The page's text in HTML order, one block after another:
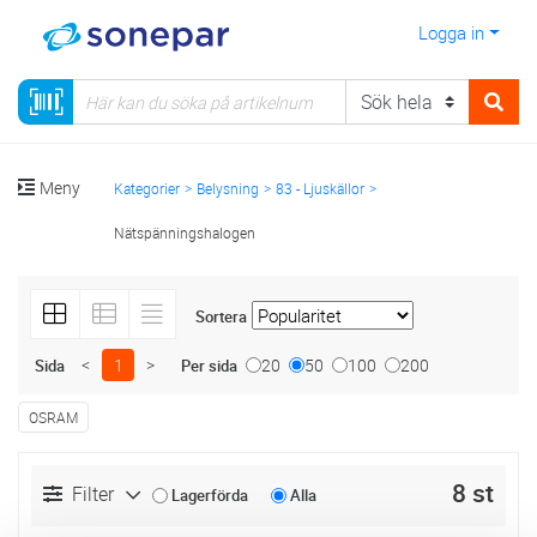
Logga in
Meny Kategorier Belysning 83 - Ljuskällor
Nätspänningshalogen
Sortera
Sida < 1 > Per sida 20 50 100 200
OSRAM
Filter Lagerförda Alla 8 st